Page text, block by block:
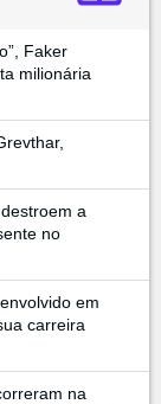
Faker
milionária
a
no
em
carreira
na